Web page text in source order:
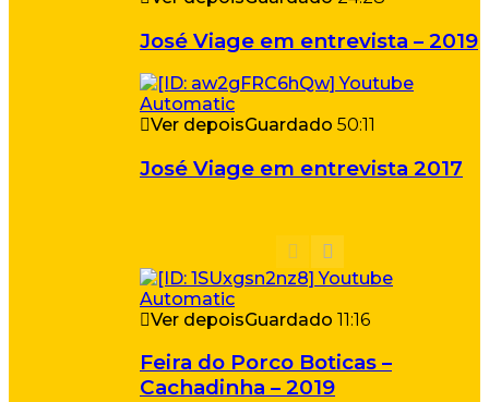
José Viage em entrevista – 2019
Ver depoisGuardado 50:11
José Viage em entrevista 2017
Ver depoisGuardado 11:16
Feira do Porco Boticas –
Cachadinha – 2019